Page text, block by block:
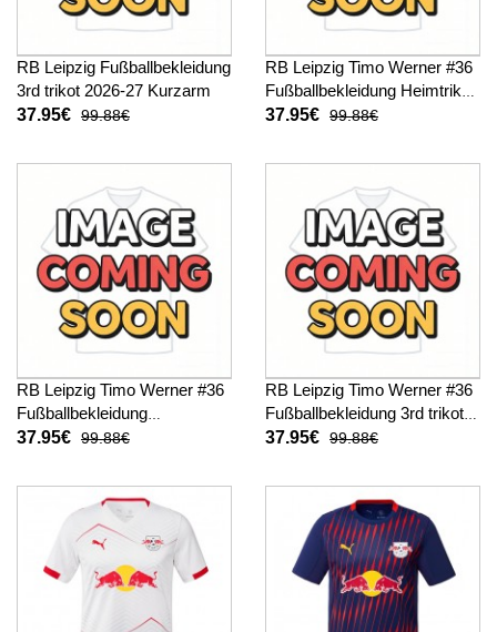
RB Leipzig Fußballbekleidung
3rd trikot 2026-27 Kurzarm
37.95€ 99.88€
RB Leipzig Timo Werner #36
Fußballbekleidung Heimtrikot
2026-27 Kurzarm
37.95€ 99.88€
RB Leipzig Timo Werner #36
Fußballbekleidung
Auswärtstrikot 2026-27
37.95€ 99.88€
RB Leipzig Timo Werner #36
Fußballbekleidung 3rd trikot
2026-27 Kurzarm
37.95€ 99.88€